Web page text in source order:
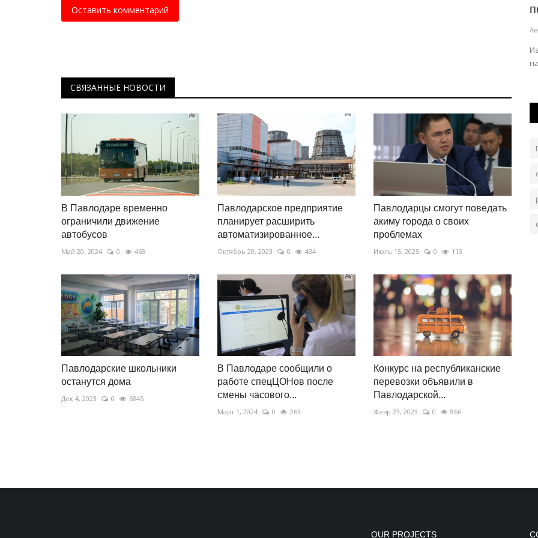
Оставить комментарий
СВЯЗАННЫЕ НОВОСТИ
В Павлодаре временно
ограничили движение
автобусов
Май 20, 2024 0 468
Павлодарское предприятие
планирует расширить
автоматизированное...
Октябрь 20, 2023 0 434
Павлодарцы смогут поведать
акиму города о своих
проблемах
Июль 15, 2025 0 113
Павлодарские школьники
останутся дома
Дек 4, 2023 0 6845
В Павлодаре сообщили о
работе спецЦОНов после
смены часового...
Март 1, 2024 0 263
Конкурс на республиканские
перевозки объявили в
Павлодарской...
Февр 23, 2023 0 866
международном турнире Turkish...
OUR PROJECTS